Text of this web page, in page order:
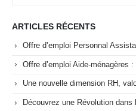
ARTICLES RÉCENTS
Offre d’emploi Personnal
Offre d’emploi Aide-ménagères
Une nouvelle dimension RH,
Découvrez une Révolution